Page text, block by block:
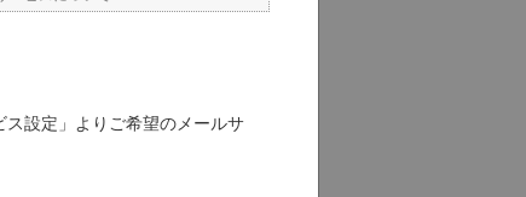
設定」よりご希望のメールサ